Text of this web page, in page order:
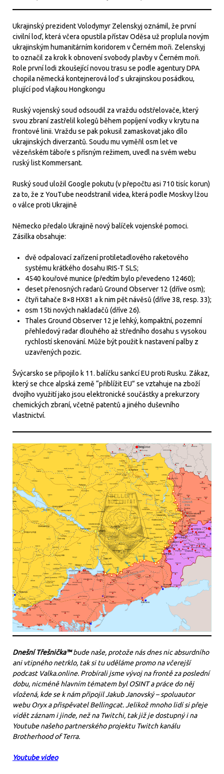
Ukrajinský prezident Volodymyr Zelenskyj oznámil, že první
civilní loď, která včera opustila přístav Oděsa už proplula novým
ukrajinským humanitárním koridorem v Černém moři. Zelenskyj
to označil za krok k obnovení svobody plavby v Černém moři.
Role první lodi zkoušející novou trasu se podle agentury DPA
chopila německá kontejnerová loď s ukrajinskou posádkou,
plující pod vlajkou Hongkongu
Ruský vojenský soud odsoudil za vraždu odstřelovače, který
svou zbraní zastřelil kolegů během popíjení vodky v krytu na
frontové linii. Vraždu se pak pokusil zamaskovat jako dílo
ukrajinských diverzantů. Soudu mu vyměřil osm let ve
vězeňském táboře s přísným režimem, uvedl na svém webu
ruský list Kommersant.
Ruský soud uložil Google pokutu (v přepočtu asi 710 tisíc korun)
za to, že z YouTube neodstranil videa, která podle Moskvy lžou
o válce proti Ukrajině
Německo předalo Ukrajině nový balíček vojenské pomoci.
Zásilka obsahuje:
dvě odpalovací zařízení protiletadlového raketového
systému krátkého dosahu IRIS-T SLS;
4540 kouřové munice (předtím bylo převedeno 12460);
deset přenosných radarů Ground Observer 12 (dříve osm);
čtyři tahače 8×8 HX81 a k nim pět návěsů (dříve 38, resp. 33);
osm 15ti nových nakladačů (dříve 26).
Thales Ground Observer 12 je lehký, kompaktní, pozemní
přehledový radar dlouhého až středního dosahu s vysokou
rychlostí skenování. Může být použit k nastavení palby z
uzavřených pozic.
Švýcarsko se připojilo k 11. balíčku sankcí EU proti Rusku. Zákaz,
který se chce alpská země “přiblížit EU” se vztahuje na zboží
dvojího využití jako jsou elektronické součástky a prekurzory
chemických zbraní, včetně patentů a jiného duševního
vlastnictví.
Dnešní Třešnička™bude naše, protože nás dnes nic absurdního
ani vtipného netrklo, tak si tu uděláme promo na včerejší
podcast Valka.online. Probírali jsme vývoj na frontě za poslední
dobu, nicméně hlavním tématem byl OSINT a práce do něj
vložená, kde se k nám připojil Jakub Janovský – spoluautor
webu Oryx a přispěvatel Bellingcat. Jelikož mnoho lidí si přeje
vidět záznam i jinde, než na Twitchi, tak již je dostupný i na
Youtube našeho partnerského projektu Twitch kanálu
Brotherhood of Terra.
Youtube video